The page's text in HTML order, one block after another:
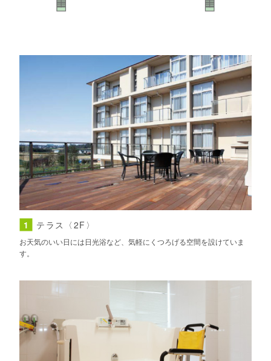
1 テラス〈2F〉
お天気のいい日には日光浴など、気軽にくつろげる空間を設けていま
す。